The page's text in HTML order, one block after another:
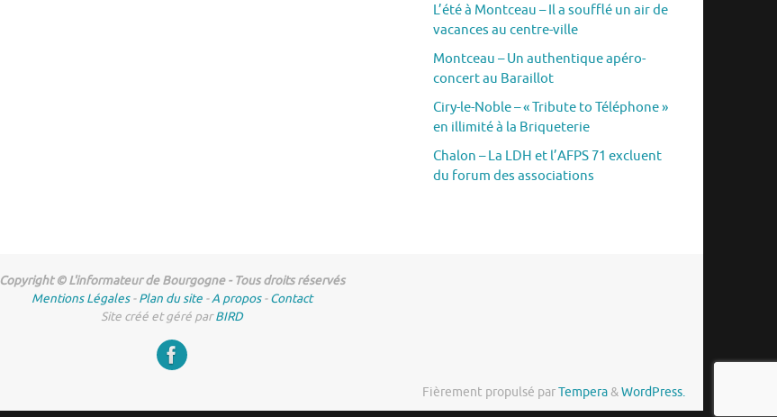
L’été à Montceau – Il a soufflé un air de
vacances au centre-ville
Montceau – Un authentique apéro-
concert au Baraillot
Ciry-le-Noble – « Tribute to Téléphone »
en illimité à la Briqueterie
Chalon – La LDH et l’AFPS 71 excluent
du forum des associations
Copyright © L'informateur de Bourgogne - Tous droits réservés
Mentions Légales-Plan du site -A propos-Contact
Site créé et géré parBIRD
Fièrement propulsé parTempera&WordPress.